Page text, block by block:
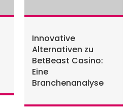
Innovative
Alternativen zu
BetBeast Casino:
Eine
Branchenanalyse